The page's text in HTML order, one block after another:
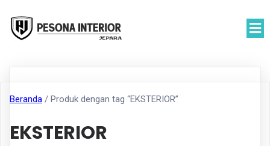
Beranda / Produk dengan tag “EKSTERIOR”
EKSTERIOR